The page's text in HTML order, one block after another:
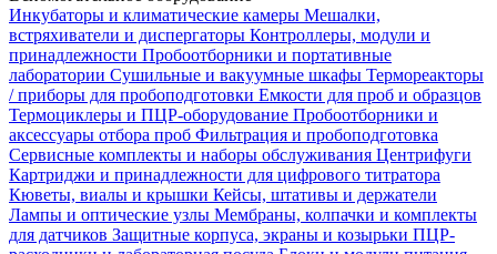
Инкубаторы и климатические камеры Мешалки,
встряхиватели и диспергаторы Контроллеры, модули и
принадлежности Пробоотборники и портативные
лаборатории Сушильные и вакуумные шкафы Термореакторы
/ приборы для пробоподготовки Емкости для проб и образцов
Термоциклеры и ПЦР-оборудование Пробоотборники и
аксессуары отбора проб Фильтрация и пробоподготовка
Сервисные комплекты и наборы обслуживания Центрифуги
Картриджи и принадлежности для цифрового титратора
Кюветы, виалы и крышки Кейсы, штативы и держатели
Лампы и оптические узлы Мембраны, колпачки и комплекты
для датчиков Защитные корпуса, экраны и козырьки ПЦР-